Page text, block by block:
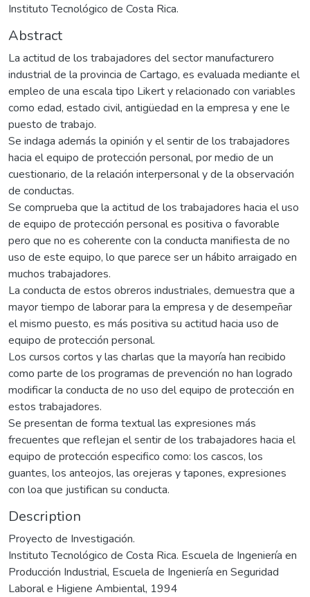
Instituto Tecnológico de Costa Rica.
Abstract
La actitud de los trabajadores del sector manufacturero
industrial de la provincia de Cartago, es evaluada mediante el
empleo de una escala tipo Likert y relacionado con variables
como edad, estado civil, antigüedad en la empresa y ene le
puesto de trabajo.
Se indaga además la opinión y el sentir de los trabajadores
hacia el equipo de protección personal, por medio de un
cuestionario, de la relación interpersonal y de la observación
de conductas.
Se comprueba que la actitud de los trabajadores hacia el uso
de equipo de protección personal es positiva o favorable
pero que no es coherente con la conducta manifiesta de no
uso de este equipo, lo que parece ser un hábito arraigado en
muchos trabajadores.
La conducta de estos obreros industriales, demuestra que a
mayor tiempo de laborar para la empresa y de desempeñar
el mismo puesto, es más positiva su actitud hacia uso de
equipo de protección personal.
Los cursos cortos y las charlas que la mayoría han recibido
como parte de los programas de prevención no han logrado
modificar la conducta de no uso del equipo de protección en
estos trabajadores.
Se presentan de forma textual las expresiones más
frecuentes que reflejan el sentir de los trabajadores hacia el
equipo de protección especifico como: los cascos, los
guantes, los anteojos, las orejeras y tapones, expresiones
con loa que justifican su conducta.
Description
Proyecto de Investigación.
Instituto Tecnológico de Costa Rica. Escuela de Ingeniería en
Producción Industrial, Escuela de Ingeniería en Seguridad
Laboral e Higiene Ambiental, 1994